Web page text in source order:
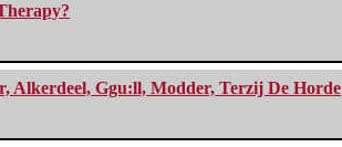
Alkerdeel, Ggu:ll, Modder, Terzij De Horde